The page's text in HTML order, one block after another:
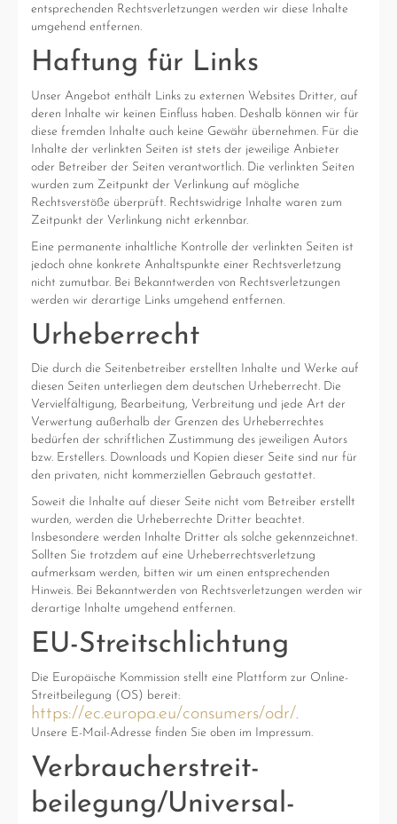
entsprechenden Rechtsverletzungen werden wir diese Inhalte
umgehend entfernen.
Haftung für Links
Unser Angebot enthält Links zu externen Websites Dritter, auf
deren Inhalte wir keinen Einfluss haben. Deshalb können wir für
diese fremden Inhalte auch keine Gewähr übernehmen. Für die
Inhalte der verlinkten Seiten ist stets der jeweilige Anbieter
oder Betreiber der Seiten verantwortlich. Die verlinkten Seiten
wurden zum Zeitpunkt der Verlinkung auf mögliche
Rechtsverstöße überprüft. Rechtswidrige Inhalte waren zum
Zeitpunkt der Verlinkung nicht erkennbar.
Eine permanente inhaltliche Kontrolle der verlinkten Seiten ist
jedoch ohne konkrete Anhaltspunkte einer Rechtsverletzung
nicht zumutbar. Bei Bekanntwerden von Rechtsverletzungen
werden wir derartige Links umgehend entfernen.
Urheberrecht
Die durch die Seitenbetreiber erstellten Inhalte und Werke auf
diesen Seiten unterliegen dem deutschen Urheberrecht. Die
Vervielfältigung, Bearbeitung, Verbreitung und jede Art der
Verwertung außerhalb der Grenzen des Urheberrechtes
bedürfen der schriftlichen Zustimmung des jeweiligen Autors
bzw. Erstellers. Downloads und Kopien dieser Seite sind nur für
den privaten, nicht kommerziellen Gebrauch gestattet.
Soweit die Inhalte auf dieser Seite nicht vom Betreiber erstellt
wurden, werden die Urheberrechte Dritter beachtet.
Insbesondere werden Inhalte Dritter als solche gekennzeichnet.
Sollten Sie trotzdem auf eine Urheberrechtsverletzung
aufmerksam werden, bitten wir um einen entsprechenden
Hinweis. Bei Bekanntwerden von Rechtsverletzungen werden wir
derartige Inhalte umgehend entfernen.
EU-Streitschlichtung
Die Europäische Kommission stellt eine Plattform zur Online-
Streitbeilegung (OS) bereit:
https://ec.europa.eu/consumers/odr/.
Unsere E-Mail-Adresse finden Sie oben im Impressum.
Verbraucher­streit­
beilegung/Universal­